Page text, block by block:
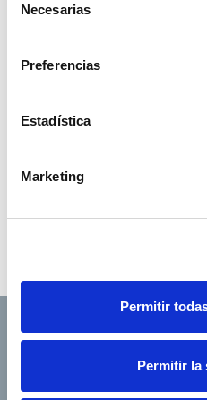
Necesarias
Preferencias
Estadística
Marketing
Permitir
Permitir la
Acceso para
información aquí.
información aquí.